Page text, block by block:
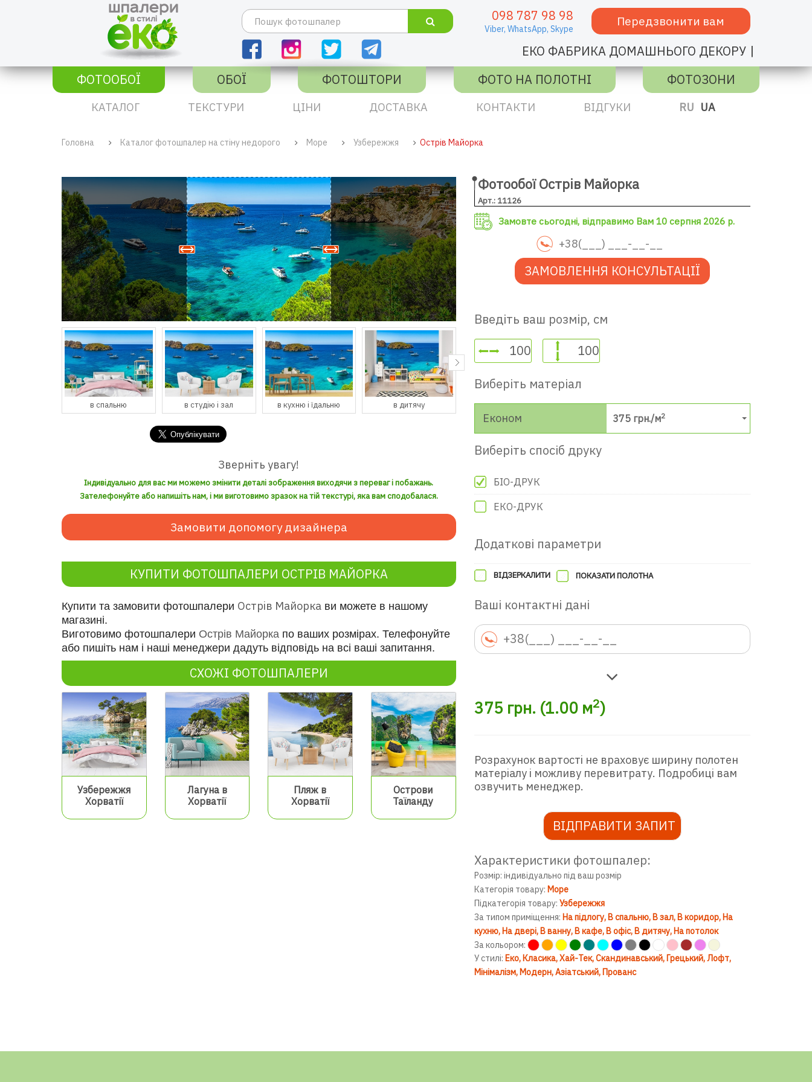
098 787 98 98
Viber, WhatsApp, Skype
Передзвонити вам
ЕКО ФАБРИКА ДОМАШНЬОГО ДЕКОРУ |
ФОТООБОЇ
ОБОЇ ФОТОШТОРИ ФОТО НА ПОЛОТНІ ФОТОЗОНИ
КАТАЛОГ ТЕКСТУРИ ЦІНИ ДОСТАВКА КОНТАКТИ ВІДГУКИ RU UA
Головна Каталог фотошпалер на стіну недорого Море Узбережжя Острів Майорка
в студію і зал в кухню і їдальню в дитячу в гостьову в передпокій в ігрову кімнату
Зверніть увагу!
Індивідуально для вас ми можемо змінити деталі зображення виходячи з переваг і побажань.
Зателефонуйте або напишіть нам, і ми виготовимо зразок на тій текстурі, яка вам сподобалася.
Замовити допомогу дизайнера
КУПИТИ ФОТОШПАЛЕРИ ОСТРІВ МАЙОРКА
Купити та замовити фотошпалери Острів Майорка ви можете в нашому
магазині.
Виготовимо фотошпалери Острів Майорка по ваших розмірах. Телефонуйте
або пишіть нам і наші менеджери дадуть відповідь на всі ваші запитання.
СХОЖІ ФОТОШПАЛЕРИ
Узбережжя
Хорватії
Лагуна в
Хорватії
Пляж в
Хорватії
Острови
Таїланду
Фотообої Острів Майорка
Арт.: 11126
Замовте сьогодні, відправимо Вам 10 серпня 2026 р.
ЗАМОВЛЕННЯ КОНСУЛЬТАЦІЇ
Введіть ваш розмір, см
Виберіть матеріал
Економ 375 грн./м2
Виберіть спосіб друку
БІО-ДРУК
ЕКО-ДРУК
Додаткові параметри
ВІДЗЕРКАЛИТИ ПОКАЗАТИ ПОЛОТНА
Ваші контактні дані
375 грн. (1.00м2)
Розрахунок вартості не враховує ширину полотен
матеріалу і можливу перевитрату. Подробиці вам
озвучить менеджер.
ВІДПРАВИТИ ЗАПИТ
Характеристики фотошпалер:
Розмір: індивідуально під ваш розмір
Категорія товару: Море
Підкатегорія товару: Узбережжя
За типом приміщення: На підлогу В спальню В зал В коридор На
кухню На двері В ванну В кафе В офіс В дитячу На потолок
За кольором:
У стилі: Еко Класика Хай-Тек Скандинавський Грецький Лофт
Мінімалізм Модерн Азіатський Прованс